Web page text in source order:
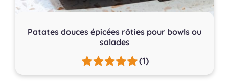
Patates douces épicées rôties pour bowls ou
salades
(1)